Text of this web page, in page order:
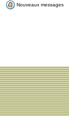
Nouveaux messages